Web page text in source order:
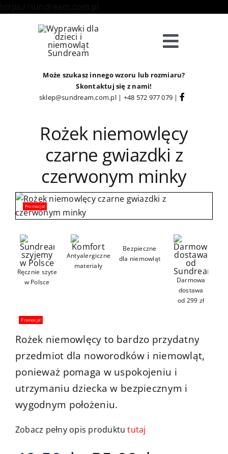
Toggle
Sklep
Strefa Klienta
Informacje
Może szukasz innego wzoru lub rozmiaru?
Skontaktuj się z nami!
sklep@sundream.com.pl| +48 572 977 079 |
Rożek niemowlęcy
czarne gwiazdki z
czerwonym minky
Promocja!
Ręcznie szyte
w Polsce
Antyalergiczne
materiały
Bezpieczne
dla niemowląt
Darmowa
dostawa
od 299 zł
Rożek niemowlęcy to bardzo przydatny
przedmiot dla noworodków i niemowląt,
ponieważ pomaga w uspokojeniu i
utrzymaniu dziecka w bezpiecznym i
wygodnym położeniu.
Zobacz pełny opis produktututaj
Promocja!